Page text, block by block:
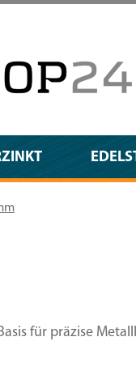
für präzise